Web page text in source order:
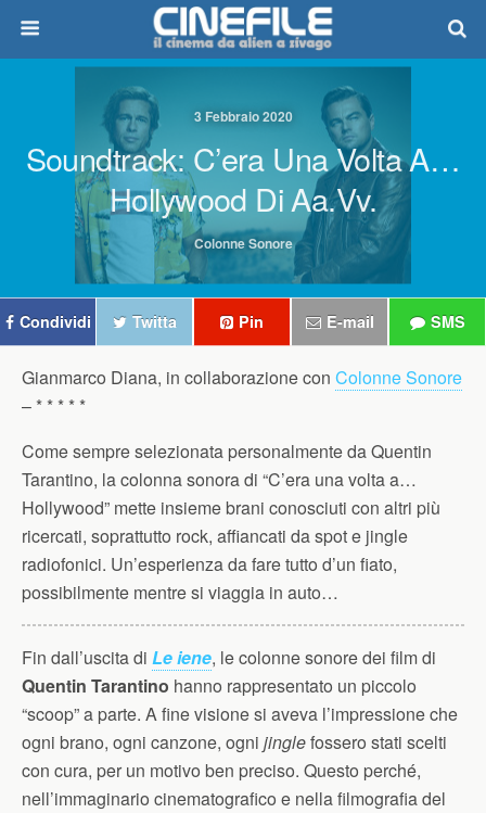
3 Febbraio 2020
Soundtrack: C’era Una Volta A…
Hollywood Di Aa.Vv.
Colonne Sonore
Condividi Twitta Pin E-mail SMS
Gianmarco Diana, in collaborazione con Colonne Sonore
– * * * * *
Come sempre selezionata personalmente da Quentin
Tarantino, la colonna sonora di “C’era una volta a…
Hollywood” mette insieme brani conosciuti con altri più
ricercati, soprattutto rock, affiancati da spot e jingle
radiofonici. Un’esperienza da fare tutto d’un fiato,
possibilmente mentre si viaggia in auto…
Fin dall’uscita di Le iene, le colonne sonore dei film di
Quentin Tarantino hanno rappresentato un piccolo
“scoop” a parte. A fine visione si aveva l’impressione che
ogni brano, ogni canzone, ogni jinglefossero stati scelti
con cura, per un motivo ben preciso. Questo perché,
nell’immaginario cinematografico e nella filmografia del